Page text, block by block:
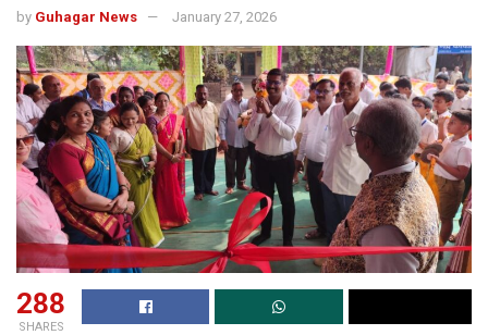
by Guhagar News January 27, 2026
288
SHARES